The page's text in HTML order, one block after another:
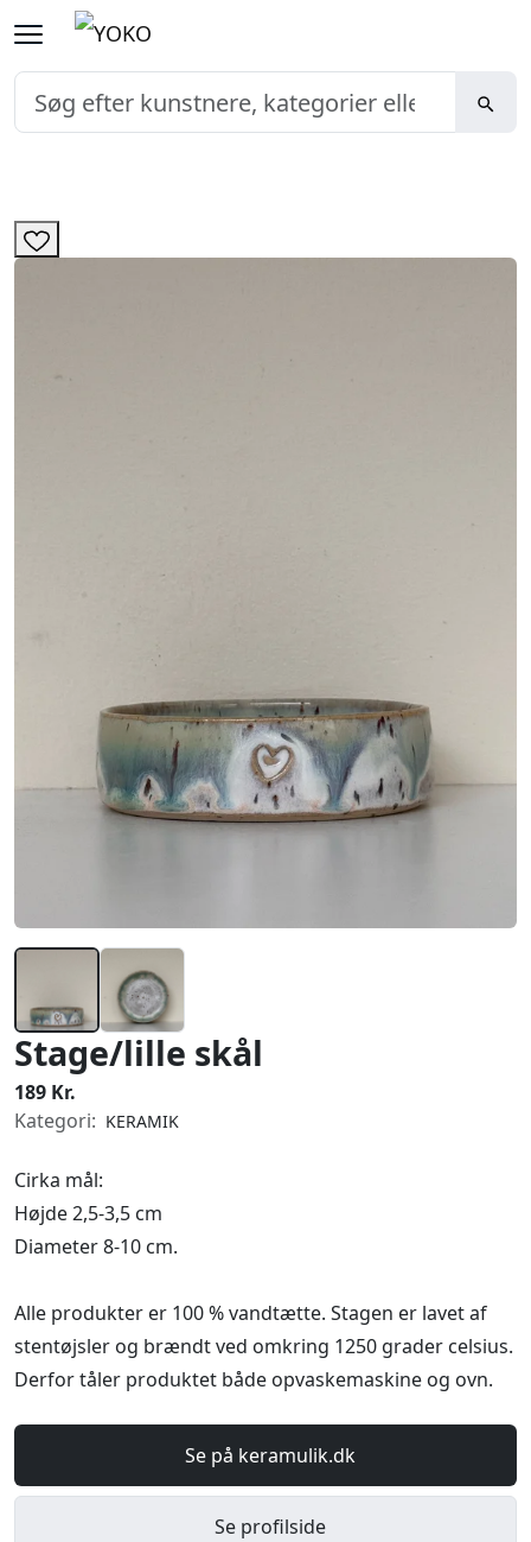
Stage/lille skål
189 Kr.
Kategori: KERAMIK
Cirka mål:
Højde 2,5-3,5 cm
Diameter 8-10 cm.
Alle produkter er 100 % vandtætte. Stagen er lavet af
stentøjsler og brændt ved omkring 1250 grader celsius.
Derfor tåler produktet både opvaskemaskine og ovn.
Se på keramulik.dk
Se profilside